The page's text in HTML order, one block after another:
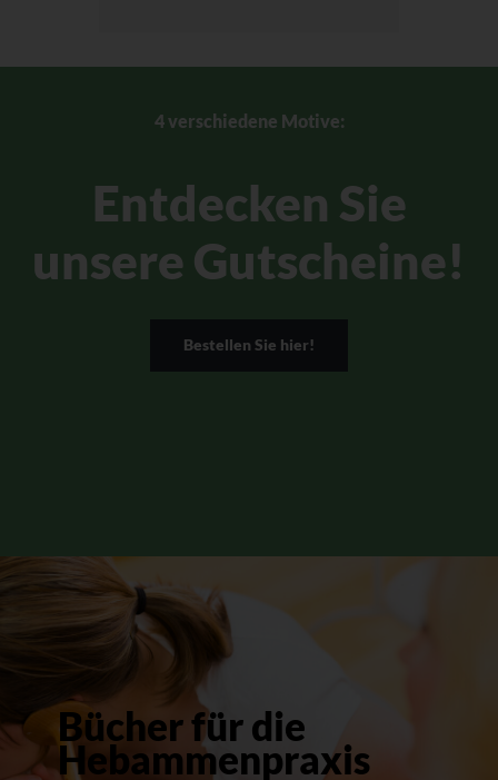
4 verschiedene Motive:
Entdecken Sie
unsere Gutscheine!
Bestellen Sie hier!
Bücher für die
Hebammenpraxis